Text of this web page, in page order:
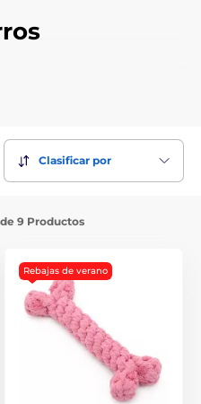
durante horas y son
Clasificar por
9 Productos
Rebajas de verano